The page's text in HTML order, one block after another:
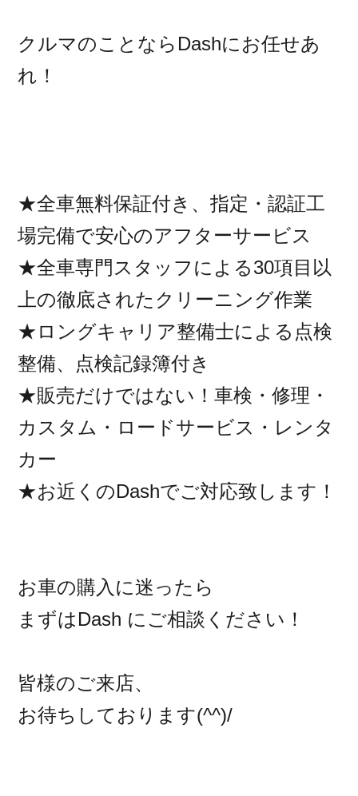
クルマのことならDashにお任せあ
れ！
★全車無料保証付き、指定・認証工
場完備で安心のアフターサービス
★全車専門スタッフによる30項目以
上の徹底されたクリーニング作業
★ロングキャリア整備士による点検
整備、点検記録簿付き
★販売だけではない！車検・修理・
カスタム・ロードサービス・レンタ
カー
★お近くのDashでご対応致します！
お車の購入に迷ったら
まずはDash にご相談ください！
皆様のご来店、
お待ちしております(^^)/